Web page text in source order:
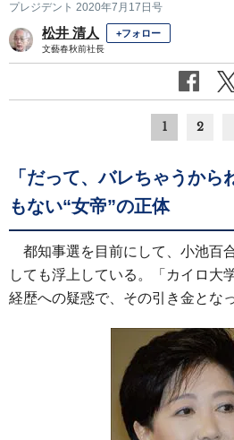
プレジデント 2020年7月17日号
松井 清人 +フォロー
文藝春秋前社長
1 2
「だって、バレちゃうか
もない“女帝”の正体
都知事選を目前にして、小池百
しても浮上している。「カイロ大
経歴への疑惑で、その引き金とな